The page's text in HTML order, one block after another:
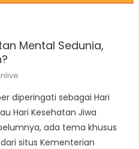
Mental Sedunia,
diperingati sebagai Hari
Hari Kesehatan Jiwa
ada tema khusus
situs Kementerian